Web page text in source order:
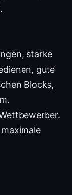
starke
gute
Blocks,